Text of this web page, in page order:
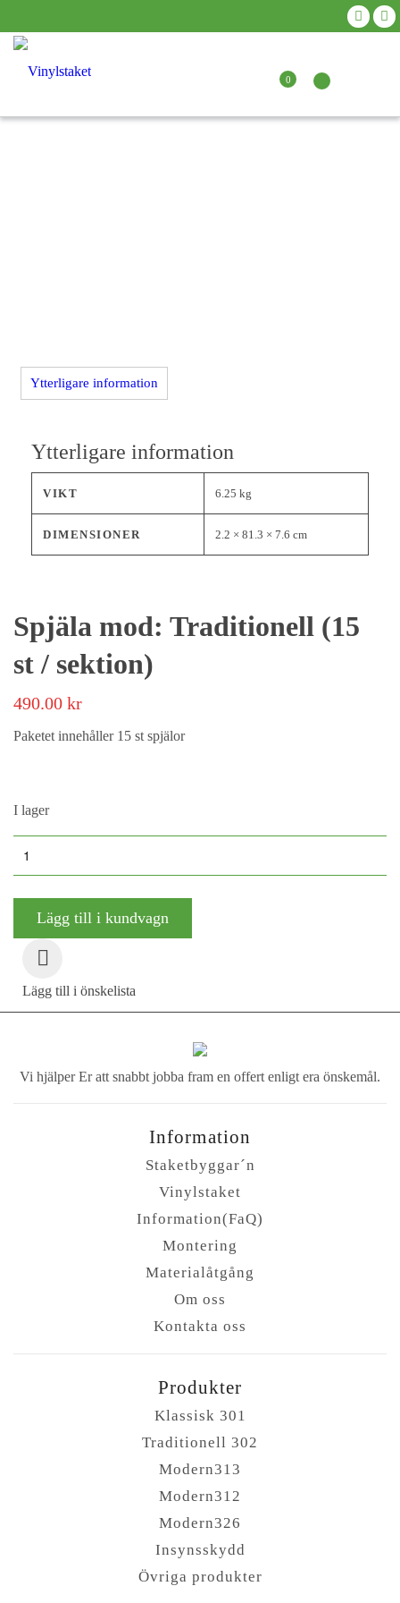
0
Ytterligare information
Ytterligare information
VIKT 6.25 kg
DIMENSIONER 2.2 × 81.3 × 7.6 cm
Spjäla mod: Traditionell (15
st / sektion)
490.00 kr
Paketet innehåller 15 st spjälor
I lager
st
sektion)
mängd
Lägg till i kundvagn
Lägg till i önskelista
Vi hjälper Er att snabbt jobba fram en offert enligt era önskemål.
Information
Staketbyggar´n
Vinylstaket
Information(FaQ)
Montering
Materialåtgång
Om oss
Kontakta oss
Produkter
Klassisk 301
Traditionell 302
Modern313
Modern312
Modern326
Insynsskydd
Övriga produkter